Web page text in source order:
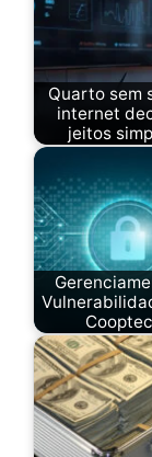
Quarto sem
internet
jeitos